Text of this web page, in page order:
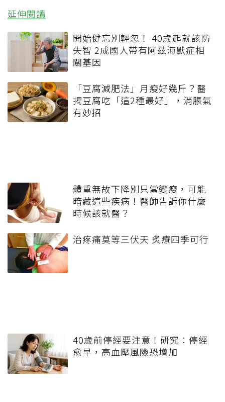
延伸閱讀
開始健忘別輕忽！ 40歲起就該防
失智 2成國人帶有阿茲海默症相
關基因
「豆腐減肥法」月瘦好幾斤？醫
揭豆腐吃「這2種最好」，消脹氣
有妙招
體重無故下降別只當變瘦，可能
暗藏這些疾病！醫師告訴你什麼
時候該就醫？
治疼痛莫等三伏天 炙療四季可行
40歲前停經要注意！研究：停經
愈早，高血壓風險恐增加